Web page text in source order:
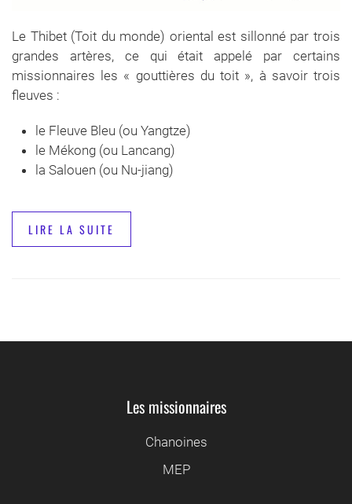
Le Thibet (Toit du monde) oriental est sillonné par trois
grandes artères, ce qui était appelé par certains
missionnaires les « gouttières du toit », à savoir trois
fleuves :
le Fleuve Bleu (ou Yangtze)
le Mékong (ou Lancang)
la Salouen (ou Nu-jiang)
LIRE LA SUITE
Les missionnaires
Chanoines
MEP